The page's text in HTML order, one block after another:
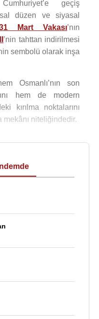
geçiş
düzen ve siyasal
Mart Vakası’nın
’nin tahttan indirilmesi
sembolü olarak inşa
Osmanlı’nın son
hem de modern
kırılma noktalarını
mekânı niteliğindedir.